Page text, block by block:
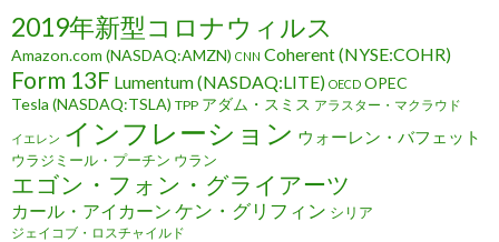
2019年新型コロナウィルス
Amazon.com (NASDAQ:AMZN) CNN Coherent (NYSE:COHR)
Form 13F Lumentum (NASDAQ:LITE) OECD OPEC
Tesla (NASDAQ:TSLA) TPP アダム・スミス アラスター・マクラウド
イエレン インフレーション ウォーレン・バフェット
ウラジミール・プーチン ウラン
エゴン・フォン・グライアーツ
カール・アイカーン ケン・グリフィン シリア
ジェイコブ・ロスチャイルド